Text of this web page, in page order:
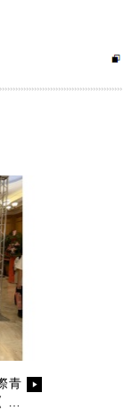
青